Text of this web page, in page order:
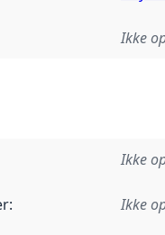
Ikke
Ikke
: Ikke